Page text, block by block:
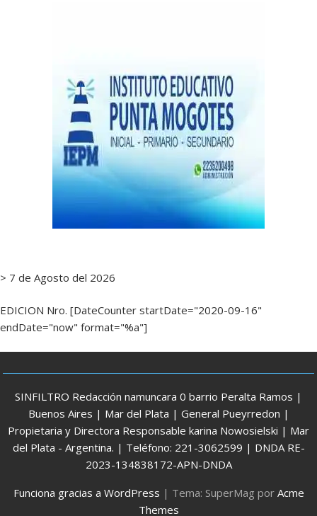
> 7 de Agosto del 2026
EDICION Nro. [DateCounter startDate="2020-09-16"
endDate="now" format="%a"]
SINFILTRO Redacción namuncara 0 barrio Peralta Ramos |
Buenos Aires | Mar del Plata | General Pueyrredon |
Propietaria y Directora Responsable karina Nowosielski | Mar
del Plata - Argentina. | Teléfono: 221-3062599 | DNDA RE-
2023-134838172-APN-DNDA
Funciona gracias a WordPress | Tema: SuperMag por Acme
Themes